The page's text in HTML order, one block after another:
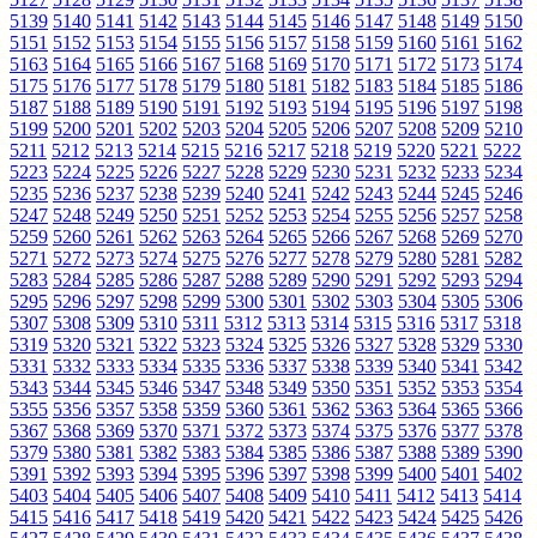
5139 5140 5141 5142 5143 5144 5145 5146 5147 5148 5149 5150
5151 5152 5153 5154 5155 5156 5157 5158 5159 5160 5161 5162
5163 5164 5165 5166 5167 5168 5169 5170 5171 5172 5173 5174
5175 5176 5177 5178 5179 5180 5181 5182 5183 5184 5185 5186
5187 5188 5189 5190 5191 5192 5193 5194 5195 5196 5197 5198
5199 5200 5201 5202 5203 5204 5205 5206 5207 5208 5209 5210
5211 5212 5213 5214 5215 5216 5217 5218 5219 5220 5221 5222
5223 5224 5225 5226 5227 5228 5229 5230 5231 5232 5233 5234
5235 5236 5237 5238 5239 5240 5241 5242 5243 5244 5245 5246
5247 5248 5249 5250 5251 5252 5253 5254 5255 5256 5257 5258
5259 5260 5261 5262 5263 5264 5265 5266 5267 5268 5269 5270
5271 5272 5273 5274 5275 5276 5277 5278 5279 5280 5281 5282
5283 5284 5285 5286 5287 5288 5289 5290 5291 5292 5293 5294
5295 5296 5297 5298 5299 5300 5301 5302 5303 5304 5305 5306
5307 5308 5309 5310 5311 5312 5313 5314 5315 5316 5317 5318
5319 5320 5321 5322 5323 5324 5325 5326 5327 5328 5329 5330
5331 5332 5333 5334 5335 5336 5337 5338 5339 5340 5341 5342
5343 5344 5345 5346 5347 5348 5349 5350 5351 5352 5353 5354
5355 5356 5357 5358 5359 5360 5361 5362 5363 5364 5365 5366
5367 5368 5369 5370 5371 5372 5373 5374 5375 5376 5377 5378
5379 5380 5381 5382 5383 5384 5385 5386 5387 5388 5389 5390
5391 5392 5393 5394 5395 5396 5397 5398 5399 5400 5401 5402
5403 5404 5405 5406 5407 5408 5409 5410 5411 5412 5413 5414
5415 5416 5417 5418 5419 5420 5421 5422 5423 5424 5425 5426